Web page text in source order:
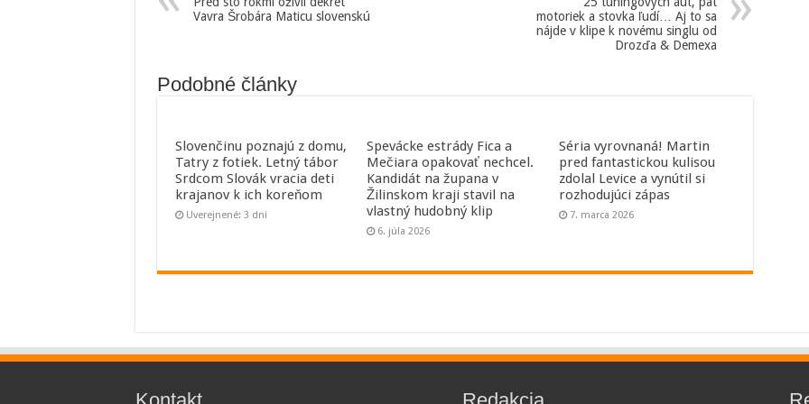
Vavra Šrobára Maticu slovenskú
motoriek a stovka ľudí… Aj to sa
nájde v klipe k novému singlu od
Drozďa & Demexa
Podobné články
Slovenčinu poznajú z domu,
Tatry z fotiek. Letný tábor
Srdcom Slovák vracia deti
krajanov k ich koreňom
Uverejnené: 3 dni
Spevácke estrády Fica a
Mečiara opakovať nechcel.
Kandidát na župana v
Žilinskom kraji stavil na
vlastný hudobný klip
6. júla 2026
Séria vyrovnaná! Martin
pred fantastickou kulisou
zdolal Levice a vynútil si
rozhodujúci zápas
7. marca 2026